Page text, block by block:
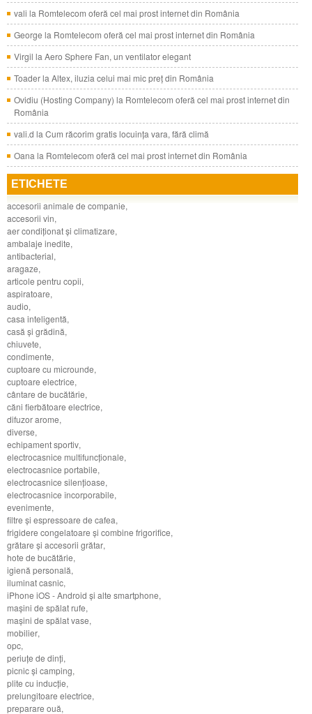
vali la Romtelecom oferă cel mai prost internet din România
George la Romtelecom oferă cel mai prost internet din România
Virgil la Aero Sphere Fan, un ventilator elegant
Toaderla Altex, iluzia celui mai mic preţ din România
Ovidiu (Hosting Company) la Romtelecom oferă cel mai prost internet din
România
vali.d la Cum răcorim gratis locuinţa vara, fără climă
Oana la Romtelecom oferă cel mai prost internet din România
ETICHETE
accesorii animale de companie,
accesorii vin,
aer condiţionat şi climatizare,
ambalaje inedite,
antibacterial,
aragaze,
articole pentru copii,
aspiratoare,
audio,
casa inteligentă,
casă şi grădină,
chiuvete,
condimente,
cuptoare cu microunde,
cuptoare electrice,
cântare de bucătărie,
căni fierbătoare electrice,
difuzor arome,
diverse,
echipament sportiv,
electrocasnice multifuncţionale,
electrocasnice portabile,
electrocasnice silenţioase,
electrocasnice încorporabile,
evenimente,
filtre şi espressoare de cafea,
frigidere congelatoare şi combine frigorifice,
grătare şi accesorii grătar,
hote de bucătărie,
igienă personală,
iluminat casnic,
iPhone iOS - Android şi alte smartphone,
maşini de spălat rufe,
maşini de spălat vase,
mobilier,
opc,
periuţe de dinţi,
picnic şi camping,
plite cu inducţie,
prelungitoare electrice,
preparare ouă,